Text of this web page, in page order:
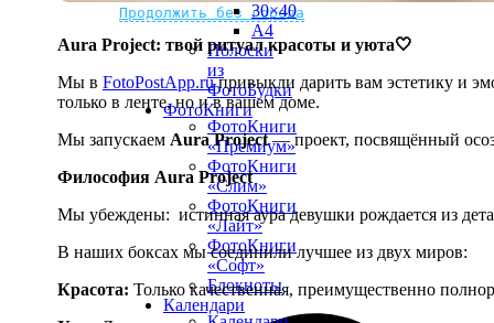
Продолжить без города
30×40
A4
Полоски
из
ФотоБудки
ФотоКниги
ФотоКниги
«Премиум»
ФотоКниги
«Слим»
ФотоКниги
«Лайт»
ФотоКниги
«Софт»
Блокноты
Календари
Aura Project: твой ритуал красоты и уюта🤍
Мы в FotoPostApp.ruпривыкли дарить вам эстетику и
только в ленте, но и в вашем доме.
Мы запускаем Aura Project— проект, посвящённый
Философия Aura Project
Мы убеждены: истинная аура девушки рождается из
В наших боксах мы соединили лучшее из двух миров:
Красота: Только качественная, преимущественно